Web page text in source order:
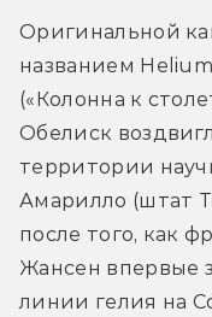
Оригинальной
названием
(«Колонна к
Обелиск
территории
Амарилло (штат
после того, как
Жансен впервые
линии гелия на